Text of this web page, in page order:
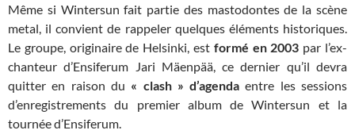
Même si Wintersun fait partie des mastodontes de la scène
metal, il convient de rappeler quelques éléments historiques.
Le groupe, originaire de Helsinki, est formé en 2003 par l’ex-
chanteur d’Ensiferum Jari Mäenpää, ce dernier qu’il devra
quitter en raison du « clash » d’agenda entre les sessions
d’enregistrements du premier album de Wintersun et la
tournée d’Ensiferum.